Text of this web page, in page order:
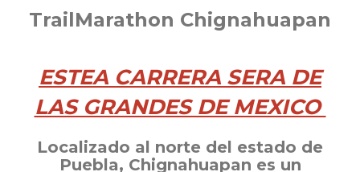
TrailMarathon Chignahuapan
ESTEA CARRERA SERA DE
LAS GRANDES DE MEXICO
Localizado al norte del estado de
Puebla, Chignahuapan es un